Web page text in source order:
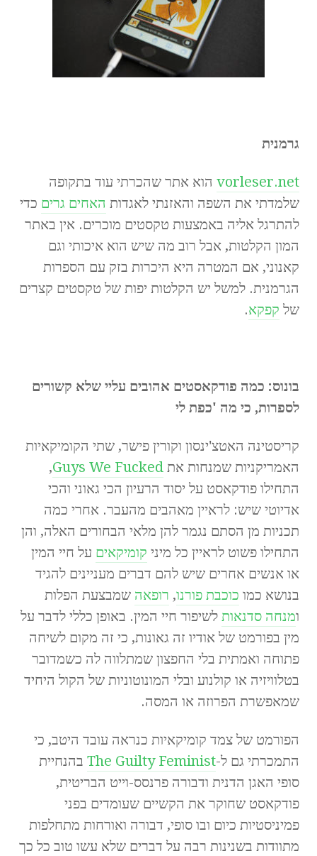
גרמנית
vorleser.net הוא אתר שהכרתי עוד בתקופה
שלמדתי את השפה והאזנתי לאגדות האחים גרים כדי
להתרגל אליה באמצעות טקסטים מוכרים. אין באתר
המון הקלטות, אבל רוב מה שיש הוא איכותי וגם
קאנוני, אם המטרה היא היכרות בזק עם הספרות
הגרמנית. למשל יש הקלטות יפות של טקסטים קצרים
של קפקא.
בונוס: כמה פודקאסטים אהובים עליי שלא קשורים
לספרות, כי מה 'כפת לי
קריסטינה האטצ'ינסון וקורין פישר, שתי הקומיקאיות
האמריקניות שמנחות את Guys We Fucked
,
התחילו פודקאסט על יסוד הרעיון הכי גאוני והכי
אדיוטי שיש: לראיין מאהבים מהעבר. אחרי כמה
תכניות מן הסתם נגמר להן מלאי הבחורים האלה, והן
התחילו פשוט לראיין כל מיני קומיקאים על חיי המין
או אנשים אחרים שיש להם דברים מעניינים להגיד
בנושא כמו כוכבת פורנו, רופאה שמבצעת הפלות
ומנחה סדנאות לשיפור חיי המין. באופן כללי לדבר על
מין בפורמט של אודיו זה גאונות, כי זה מקום לשיחה
פתוחה ואמתית בלי החפצון שמתלווה לה כשמדובר
בטלוויזיה או קולנוע ובלי המונוטוניות של הקול היחיד
שמאפשרת הפרוזה או המסה.
הפורמט של צמד קומיקאיות כנראה עובד היטב, כי
התמכרתי גם ל-The Guilty Feminist בהנחיית
סופי האגן הדנית ודבורה פרנסס-וייט הבריטית,
פודקאסט שחוקר את הקשיים שעומדים בפני
פמיניסטיות כיום ובו סופי, דבורה ואורחות מתחלפות
מתוודות בשנינות רבה על דברים שלא עשו טוב כל כך